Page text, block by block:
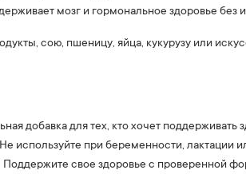
мозг и гормональное здоровье
сою, пшеницу, яйца, кукурузу или
добавка для тех, кто хочет
используйте при беременности,
Поддержите свое здоровье с проверенной